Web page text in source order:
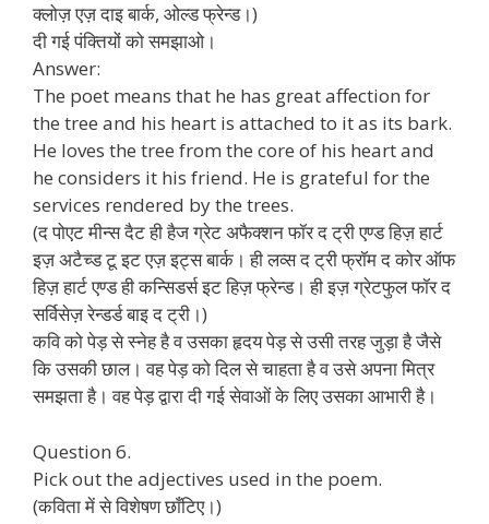
क्लोज़ एज़ दाइ बार्क, ओल्ड फ्रेन्ड।)
दी गई पंक्तियों को समझाओ।
Answer:
The poet means that he has great affection for
the tree and his heart is attached to it as its bark.
He loves the tree from the core of his heart and
he considers it his friend. He is grateful for the
services rendered by the trees.
(द पोएट मीन्स दैट ही हैज ग्रेट अफैक्शन फॉर द ट्री एण्ड हिज़ हार्ट
इज़ अटैच्ड टू इट एज़ इट्स बार्क। ही लव्स द ट्री फ्रॉम द कोर ऑफ
हिज़ हार्ट एण्ड ही कन्सिडर्स इट हिज़ फ्रेन्ड। ही इज़ ग्रेटफुल फॉर द
सर्विसेज़ रेन्डर्ड बाइ द ट्री।)
कवि को पेड़ से स्नेह है व उसका हृदय पेड़ से उसी तरह जुड़ा है जैसे
कि उसकी छाल। वह पेड़ को दिल से चाहता है व उसे अपना मित्र
समझता है। वह पेड़ द्वारा दी गई सेवाओं के लिए उसका आभारी है।
Question 6.
Pick out the adjectives used in the poem.
(कविता में से विशेषण छाँटिए।)